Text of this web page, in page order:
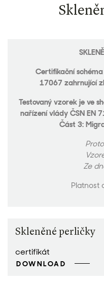
Certifikační
17067 zahrnující
Testovaný vzorek je ve
nařízení vlády ČSN EN
Část 3:
Ze
Platnost
Skleněné perličky
certifikát
DOWNLOAD